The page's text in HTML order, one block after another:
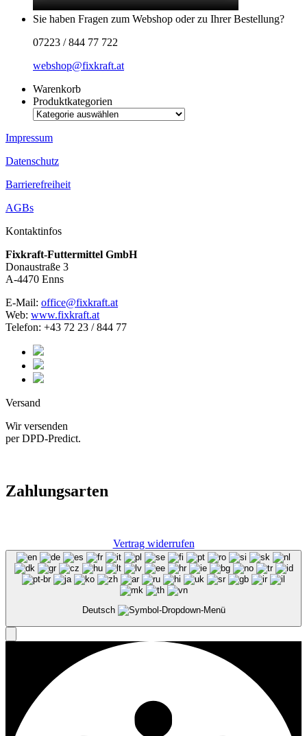
Sie haben Fragen zum Webshop oder zu Ihrer Bestellung?
07223 / 844 77 722
webshop@fixkraft.at
Warenkorb
Produktkategorien
Impressum
Datenschutz
Barrierefreiheit
AGBs
Kontaktinfos
Fixkraft-Futtermittel GmbH
Donaustraße 3
A-4470 Enns
E-Mail: office@fixkraft.at
Web: www.fixkraft.at
Telefon: +43 72 23 / 844 77
Versand
Wir versenden
per DPD-Predict.
Zahlungsarten
Vertrag widerrufen
Deutsch